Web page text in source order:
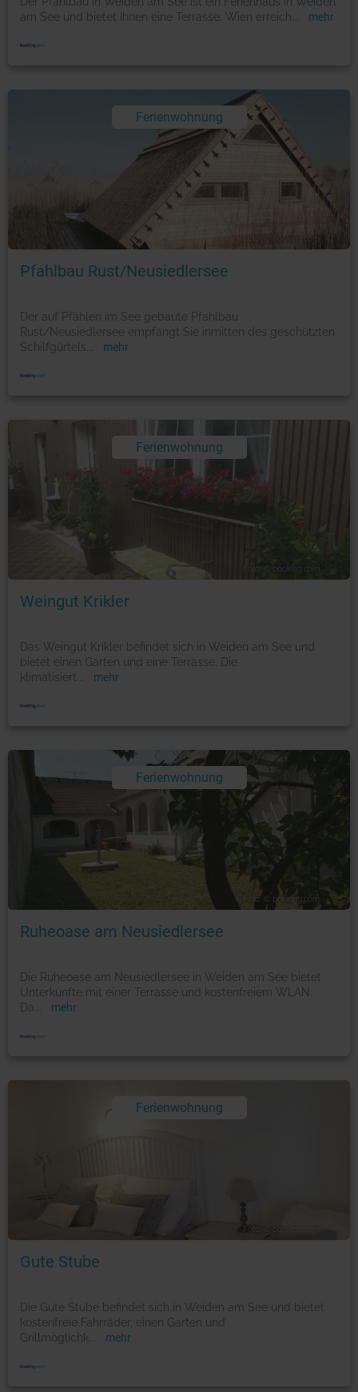
am See und bietet Ihnen eine Terrasse. Wien erreich
mehr
Ferienwohnung
Foto: © booking.com
Pfahlbau Rust/Neusiedlersee
Der auf Pfählen im See gebaute Pfahlbau
Rust/Neusiedlersee empfängt Sie inmitten des geschützten
Schilfgürtels
mehr
Ferienwohnung
Foto: © booking.com
Weingut Krikler
Das Weingut Krikler befindet sich in Weiden am See und
bietet einen Garten und eine Terrasse. Die
klimatisiert
mehr
Ferienwohnung
Foto: © booking.com
Ruheoase am Neusiedlersee
Die Ruheoase am Neusiedlersee in Weiden am See bietet
Unterkünfte mit einer Terrasse und kostenfreiem WLAN.
Da
mehr
Ferienwohnung
Foto: © booking.com
Gute Stube
Die Gute Stube befindet sich in Weiden am See und bietet
kostenfreie Fahrräder, einen Garten und
Grillmöglichk
mehr